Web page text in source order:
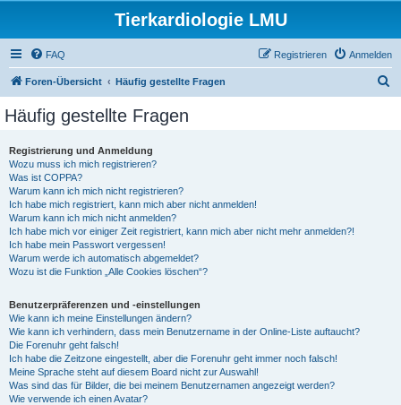
Tierkardiologie LMU
FAQ Anmelden
Registrieren
Foren-Übersicht Häufig gestellte Fragen
Häufig gestellte Fragen
Registrierung und Anmeldung
Wozu muss ich mich registrieren?
Was ist COPPA?
Warum kann ich mich nicht registrieren?
Ich habe mich registriert, kann mich aber nicht anmelden!
Warum kann ich mich nicht anmelden?
Ich habe mich vor einiger Zeit registriert, kann mich aber nicht mehr anmelden?!
Ich habe mein Passwort vergessen!
Warum werde ich automatisch abgemeldet?
Wozu ist die Funktion „Alle Cookies löschen“?
Benutzerpräferenzen und -einstellungen
Wie kann ich meine Einstellungen ändern?
Wie kann ich verhindern, dass mein Benutzername in der Online-Liste auftaucht?
Die Forenuhr geht falsch!
Ich habe die Zeitzone eingestellt, aber die Forenuhr geht immer noch falsch!
Meine Sprache steht auf diesem Board nicht zur Auswahl!
Was sind das für Bilder, die bei meinem Benutzernamen angezeigt werden?
Wie verwende ich einen Avatar?